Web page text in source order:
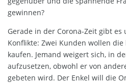
gewinnen?
Gerade in der Corona-Zeit gibt es
Konflikte: Zwei Kunden wollen
kaufen. Jemand weigert sich, in
aufzusetzen, obwohl er von
gebeten wird. Der Enkel will die